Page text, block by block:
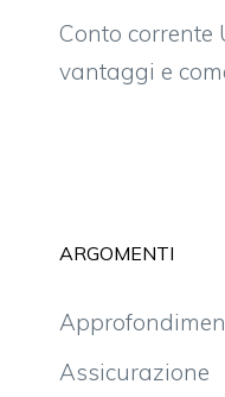
Conto corrente
vantaggi e
ARGOMENTI
Assicurazione